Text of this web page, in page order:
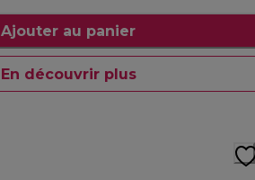
Ajouter au panier
En découvrir plus